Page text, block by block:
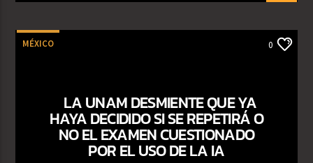
MÉXICO 0
LA UNAM DESMIENTE QUE YA
HAYA DECIDIDO SI SE REPETIRÁ O
NO EL EXAMEN CUESTIONADO
POR EL USO DE LA IA